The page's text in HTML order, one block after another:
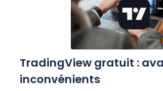
TradingView gratuit :
inconvénients